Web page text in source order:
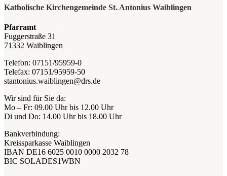
Katholische Kirchengemeinde St. Antonius Waiblingen
Pfarramt
Fuggerstraße 31
71332 Waiblingen
Telefon: 07151/95959-0
Telefax: 07151/95959-50
stantonius.waiblingen@drs.de
Wir sind für Sie da:
Mo – Fr: 09.00 Uhr bis 12.00 Uhr
Di und Do: 14.00 Uhr bis 18.00 Uhr
Bankverbindung:
Kreissparkasse Waiblingen
IBAN DE16 6025 0010 0000 2032 78
BIC SOLADES1WBN